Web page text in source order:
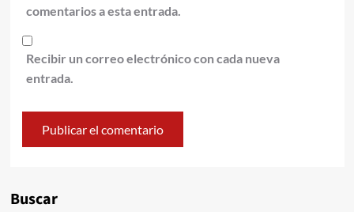
comentarios a esta entrada.
Recibir un correo electrónico con cada nueva
entrada.
Buscar